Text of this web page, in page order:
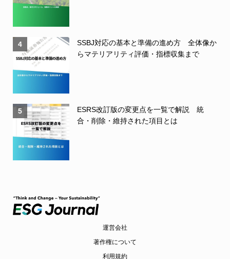
4
SSBJ対応の基本と準備の進め方 全体像か
らマテリアリティ評価・指標収集まで
5
ESRS改訂版の変更点を一覧で解説 統
合・削除・維持された項目とは
運営会社
著作権について
利用規約